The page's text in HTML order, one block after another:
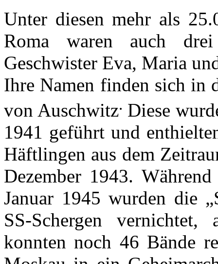
Unter diesen mehr als
Roma waren auch
Geschwister Eva, Maria
Ihre Namen finden sich in
von Auschwitz. Diese
1941 geführt und
Häftlingen aus dem
Dezember 1943.
Januar 1945 wurden die
SS-Schergen
konnten noch 46 Bände